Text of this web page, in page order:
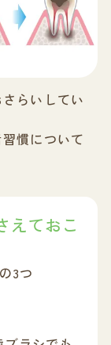
らいしてい
慣について
えておこ
3つ